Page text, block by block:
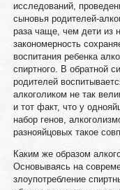
исследований,
сыновья родителей-
раза чаще, чем дети из
закономерность
воспитания ребенка
спиртного. В обратной
родителей
алкоголиком не так
и тот факт, что у
набор генов,
разнояйцовых такое
Каким же образом
Основываясь на
злоупотребление